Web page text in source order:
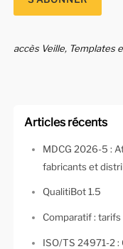
accès Veille, Templates
Articles récents
MDCG 2026-5 :
fabricants et
QualitiBot 1.5
Comparatif :
ISO/TS 24971-2